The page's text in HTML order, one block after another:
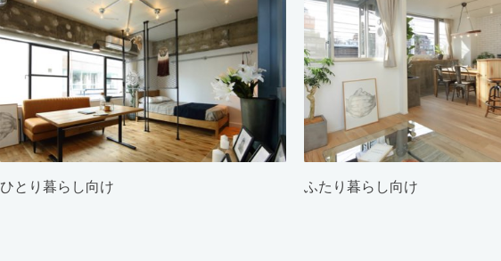
ひとり暮らし向け ふたり暮らし向け